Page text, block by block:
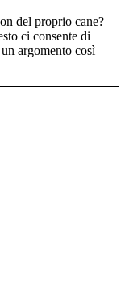
del proprio cane?
ci consente di
argomento così